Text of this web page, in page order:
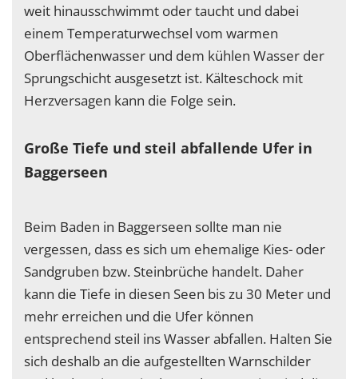
weit hinausschwimmt oder taucht und dabei
einem Temperaturwechsel vom warmen
Oberflächenwasser und dem kühlen Wasser der
Sprungschicht ausgesetzt ist. Kälteschock mit
Herzversagen kann die Folge sein.
Große Tiefe und steil abfallende Ufer in
Baggerseen
Beim Baden in Baggerseen sollte man nie
vergessen, dass es sich um ehemalige Kies- oder
Sandgruben bzw. Steinbrüche handelt. Daher
kann die Tiefe in diesen Seen bis zu 30 Meter und
mehr erreichen und die Ufer können
entsprechend steil ins Wasser abfallen. Halten Sie
sich deshalb an die aufgestellten Warnschilder